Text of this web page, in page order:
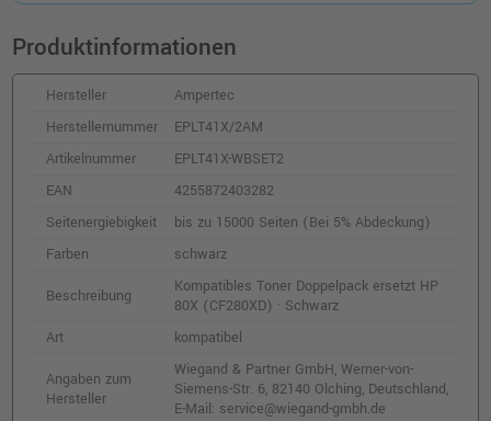
Produktinformationen
Hersteller
Ampertec
Herstellernummer
EPLT41X/2AM
Artikelnummer
EPLT41X-WBSET2
EAN
4255872403282
Seitenergiebigkeit
bis zu 15000 Seiten (Bei 5% Abdeckung)
Farben
schwarz
Beschreibung
Kompatibles Toner Doppelpack ersetzt HP
80X (CF280XD) · Schwarz
Art
kompatibel
Angaben zum
Hersteller
Wiegand & Partner GmbH, Werner-von-
Siemens-Str. 6, 82140 Olching, Deutschland,
E-Mail: service@wiegand-gmbh.de